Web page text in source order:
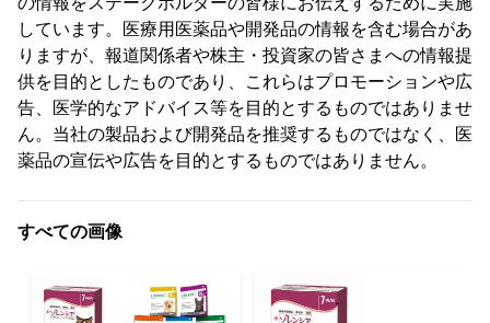
しています。医療用医薬品や開発品の情報を含む場合があ
りますが、報道関係者や株主・投資家の皆さまへの情報提
供を目的としたものであり、これらはプロモーションや広
告、医学的なアドバイス等を目的とするものではありませ
ん。当社の製品および開発品を推奨するものではなく、医
薬品の宣伝や広告を目的とするものではありません。
すべての画像